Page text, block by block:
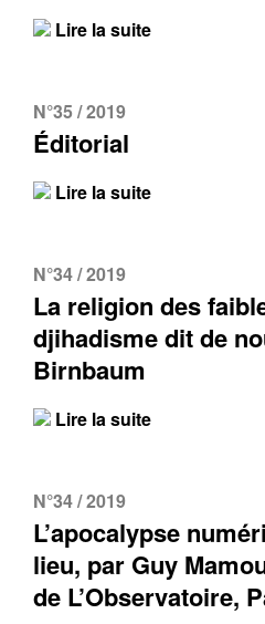
Lire la suite
N°35 / 2019
Éditorial
Lire la suite
N°34 / 2019
La religion des
djihadisme dit de
Birnbaum
Lire la suite
N°34 / 2019
L’apocalypse
lieu, par Guy
de L’Observatoire,